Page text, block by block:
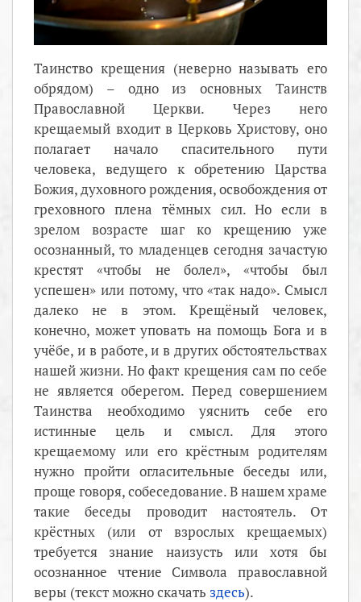
Таинство крещения (неверно называть его
обрядом) – одно из основных Таинств
Православной Церкви. Через него
крещаемый входит в Церковь Христову, оно
полагает начало спасительного пути
человека, ведущего к обретению Царства
Божия, духовного рождения, освобождения от
греховного плена тёмных сил. Но если в
зрелом возрасте шаг ко крещению уже
осознанный, то младенцев сегодня зачастую
крестят «чтобы не болел», «чтобы был
успешен» или потому, что «так надо». Смысл
далеко не в этом. Крещёный человек,
конечно, может уповать на помощь Бога и в
учёбе, и в работе, и в других обстоятельствах
нашей жизни. Но факт крещения сам по себе
не является оберегом. Перед совершением
Таинства необходимо уяснить себе его
истинные цель и смысл. Для этого
крещаемому или его крёстным родителям
нужно пройти огласительные беседы или,
проще говоря, собеседование. В нашем храме
такие беседы проводит настоятель. От
крёстных (или от взрослых крещаемых)
требуется знание наизусть или хотя бы
осознанное чтение Символа православной
веры (текст можно скачать здесь).